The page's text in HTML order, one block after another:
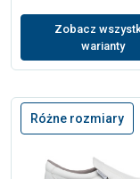
Zobacz
warianty
Różne rozmiary